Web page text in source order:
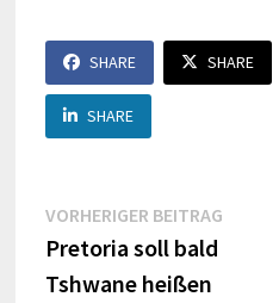
SHARE SHARE
SHARE
VORHERIGER BEITRAG
Pretoria soll bald
Tshwane heißen